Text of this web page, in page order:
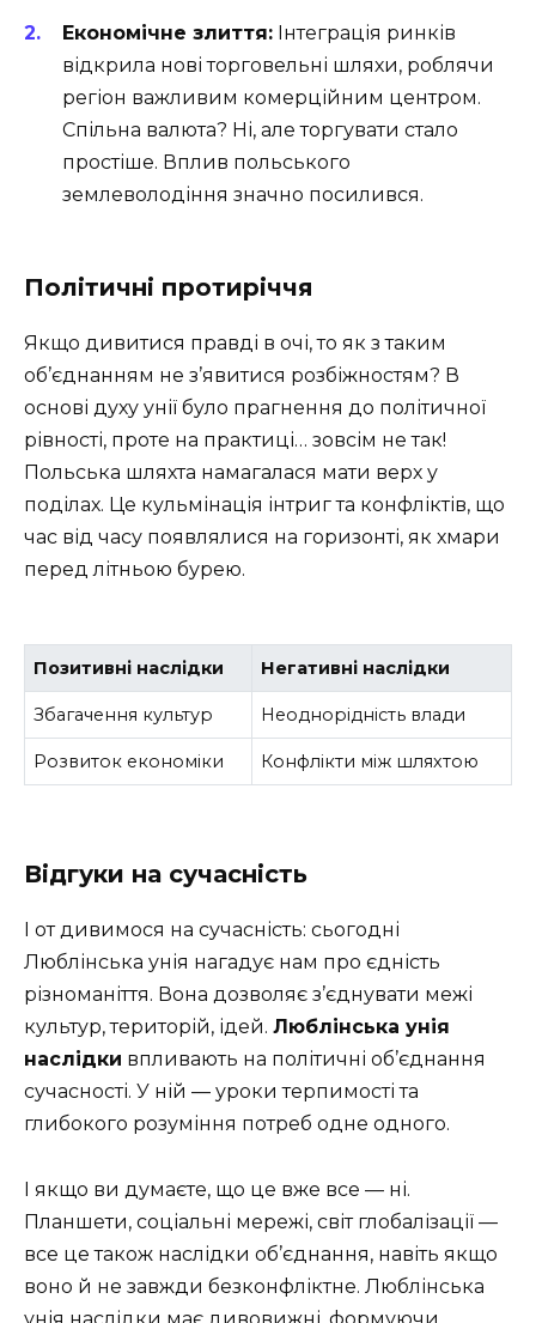
Економічне злиття: Інтеграція ринків
відкрила нові торговельні шляхи, роблячи
регіон важливим комерційним центром.
Спільна валюта? Ні, але торгувати стало
простіше. Вплив польського
землеволодіння значно посилився.
Політичні протиріччя
Якщо дивитися правді в очі, то як з таким
об’єднанням не з’явитися розбіжностям? В
основі духу унії було прагнення до політичної
рівності, проте на практиці… зовсім не так!
Польська шляхта намагалася мати верх у
поділах. Це кульмінація інтриг та конфліктів, що
час від часу появлялися на горизонті, як хмари
перед літньою бурею.
Позитивні наслідки Негативні наслідки
Збагачення культур Неоднорідність влади
Розвиток економіки Конфлікти між шляхтою
Відгуки на сучасність
І от дивимося на сучасність: сьогодні
Люблінська унія нагадує нам про єдність
різноманіття. Вона дозволяє з’єднувати межі
культур, територій, ідей. Люблінська унія
наслідки впливають на політичні об’єднання
сучасності. У ній — уроки терпимості та
глибокого розуміння потреб одне одного.
І якщо ви думаєте, що це вже все — ні.
Планшети, соціальні мережі, світ глобалізації —
все це також наслідки об’єднання, навіть якщо
воно й не завжди безконфліктне. Люблінська
унія наслідки має дивовижні, формуючи